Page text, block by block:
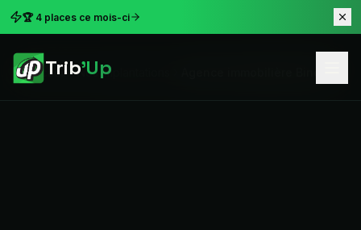
🏆 4 places ce mois-ci
Trib'Up
Accueil Nos implantations